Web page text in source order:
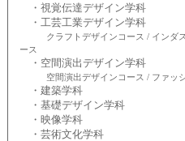
・視覚伝達デザイン学科
・工芸工業デザイン学科
クラフトデザインコース / インダス
ース
・空間演出デザイン学科
空間演出デザインコース / ファッシ
・建築学科
・基礎デザイン学科
・映像学科
・芸術文化学科